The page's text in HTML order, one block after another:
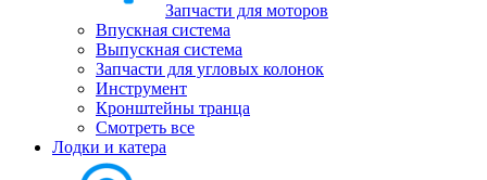
Запчасти для моторов
Впускная система
Выпускная система
Запчасти для угловых колонок
Инструмент
Кронштейны транца
Смотреть все
Лодки и катера